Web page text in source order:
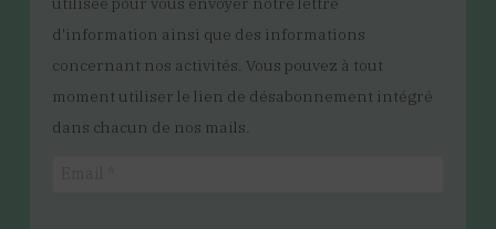
d'information ainsi que des informations
concernant nos activités. Vous pouvez à tout
moment utiliser le lien de désabonnement intégré
dans chacun de nos mails.